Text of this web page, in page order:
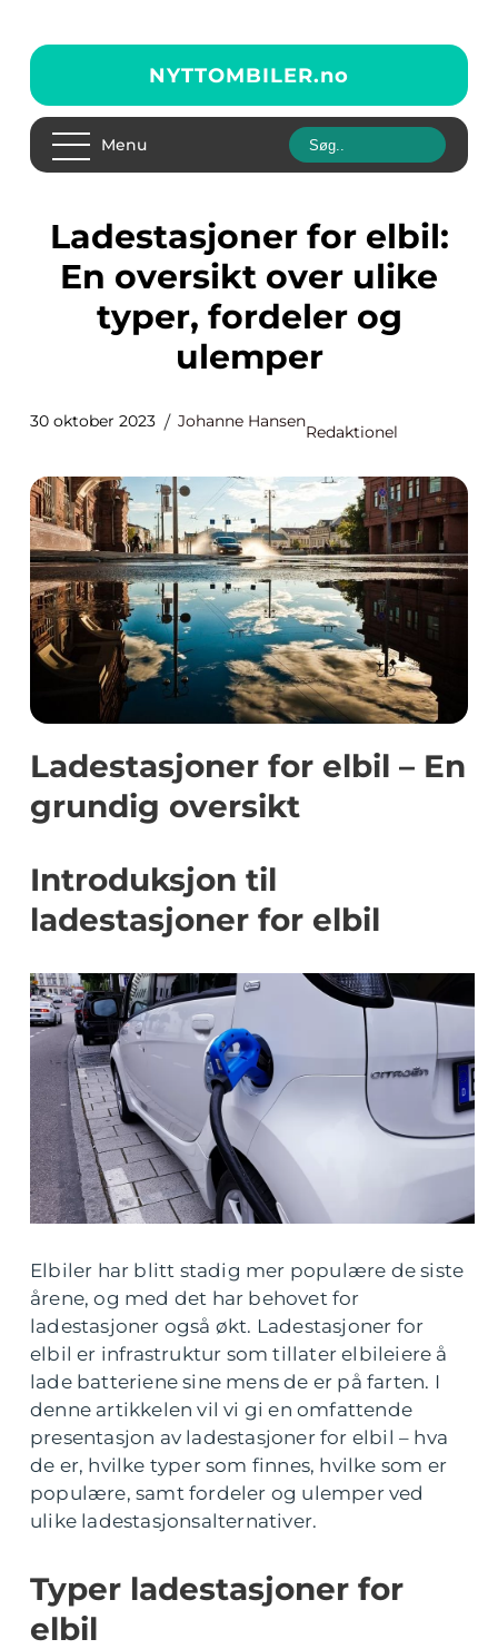
NYTTOMBILER.no
Menu
Ladestasjoner for elbil:
En oversikt over ulike
typer, fordeler og
ulemper
30 oktober 2023 Johanne Hansen
Redaktionel
Ladestasjoner for elbil – En
grundig oversikt
Introduksjon til
ladestasjoner for elbil
Elbiler har blitt stadig mer populære de siste
årene, og med det har behovet for
ladestasjoner også økt. Ladestasjoner for
elbil er infrastruktur som tillater elbileiere å
lade batteriene sine mens de er på farten. I
denne artikkelen vil vi gi en omfattende
presentasjon av ladestasjoner for elbil – hva
de er, hvilke typer som finnes, hvilke som er
populære, samt fordeler og ulemper ved
ulike ladestasjonsalternativer.
Typer ladestasjoner for
elbil